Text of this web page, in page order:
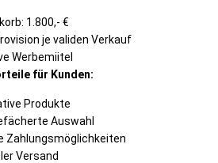
1.800,- €
je validen Verkauf
Werbemiitel
für Kunden:
Produkte
Auswahl
Zahlungsmöglichkeiten
Versand